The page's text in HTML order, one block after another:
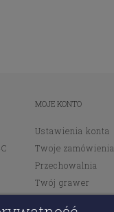
MOJE KONTO
Ustawienia konta
Twoje zamówienia
Przechowalnia
Twój grawer